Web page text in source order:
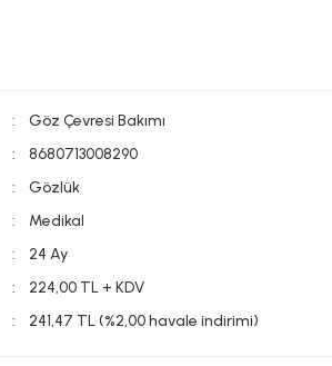
Göz Çevresi Bakımı
8680713008290
Gözlük
Medikal
24 Ay
224,00 TL + KDV
241,47 TL (%2,00 havale indirimi)